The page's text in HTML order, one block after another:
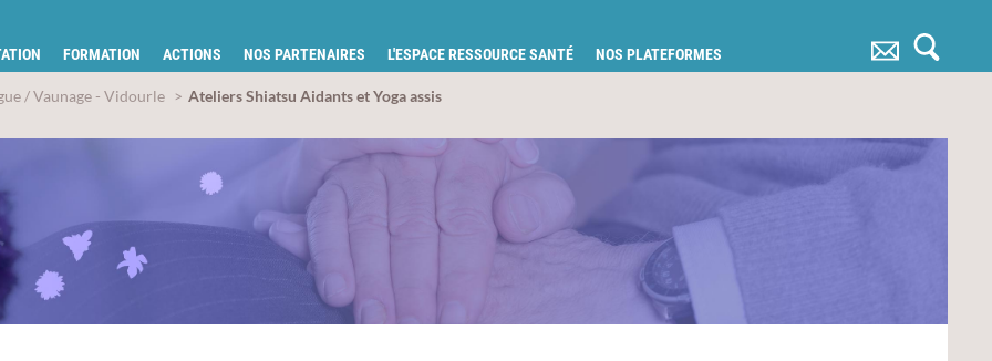
FORMATION ACTIONS NOS PARTENAIRES L'ESPACE RESSOURCE SANTÉ NOS PLATEFORMES
/ Vaunage - Vidourle Ateliers Shiatsu Aidants et Yoga assis